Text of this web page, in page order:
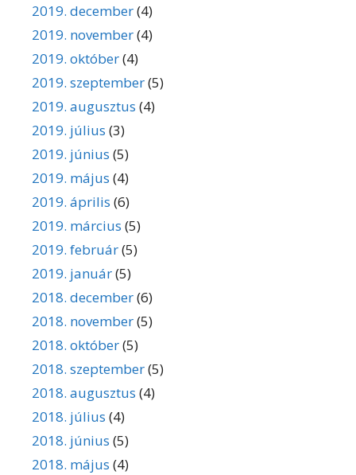
2019. december(4)
2019. november(4)
2019. október(4)
2019. szeptember(5)
2019. augusztus (4)
2019. július (3)
2019. június (5)
2019. május (4)
2019. április (6)
2019. március (5)
2019. február(5)
2019. január(5)
2018. december(6)
2018. november(5)
2018. október(5)
2018. szeptember(5)
2018. augusztus (4)
2018. július (4)
2018. június (5)
2018. május (4)